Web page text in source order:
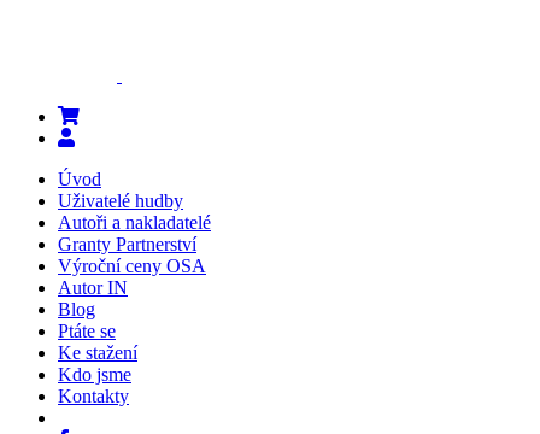
Úvod
Uživatelé hudby
Autoři a nakladatelé
Granty Partnerství
Výroční ceny OSA
Autor IN
Blog
Ptáte se
Ke stažení
Kdo jsme
Kontakty